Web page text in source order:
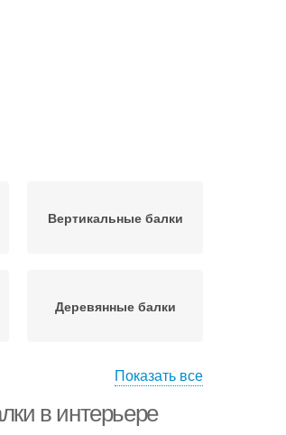
Вертикальные балки
Деревянные балки
Показать все
в интерьере